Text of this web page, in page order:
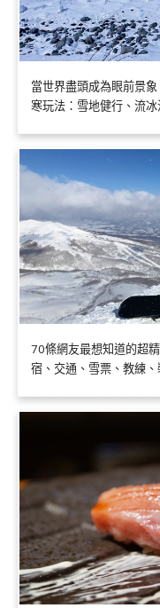
當世界盡頭成為眼前景
寒玩法：雪地健行、流
70條網友最想知道的超
宿、交通、雪票、教練